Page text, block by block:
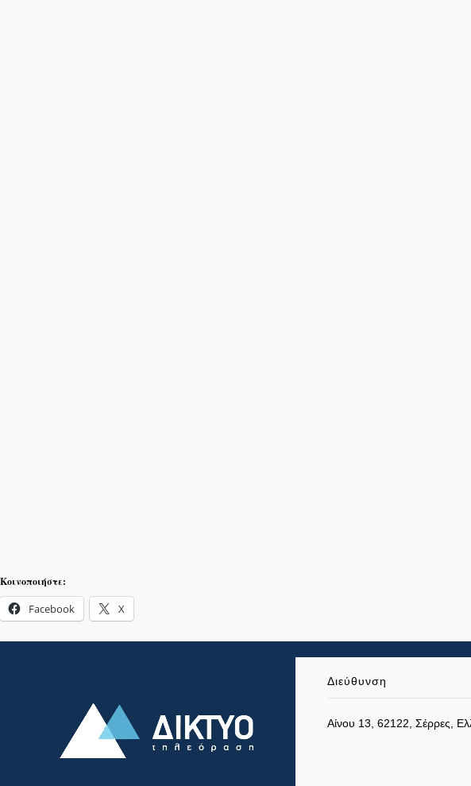
Κοινοποιήστε:
Facebook X
Διεύθυνση
Αίνου 13, 62122, Σέρρες,